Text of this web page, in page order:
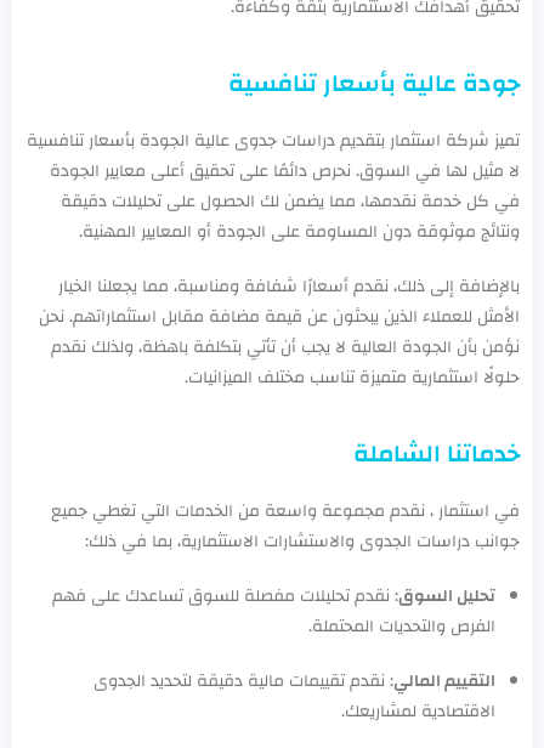
تحقيق أهدافك الاستثمارية بثقة وكفاءة.
جودة عالية بأسعار تنافسية
تميز شركة استثمار بتقديم دراسات جدوى عالية الجودة بأسعار تنافسية
لا مثيل لها في السوق. نحرص دائمًا على تحقيق أعلى معايير الجودة
في كل خدمة نقدمها، مما يضمن لك الحصول على تحليلات دقيقة
ونتائج موثوقة دون المساومة على الجودة أو المعايير المهنية.
بالإضافة إلى ذلك، نقدم أسعارًا شفافة ومناسبة، مما يجعلنا الخيار
الأمثل للعملاء الذين يبحثون عن قيمة مضافة مقابل استثماراتهم. نحن
نؤمن بأن الجودة العالية لا يجب أن تأتي بتكلفة باهظة، ولذلك نقدم
حلولًا استثمارية متميزة تناسب مختلف الميزانيات.
خدماتنا الشاملة
في استثمار ، نقدم مجموعة واسعة من الخدمات التي تغطي جميع
جوانب دراسات الجدوى والاستشارات الاستثمارية، بما في ذلك:
تحليل السوق: نقدم تحليلات مفصلة للسوق تساعدك على فهم
الفرص والتحديات المحتملة.
التقييم المالي: نقدم تقييمات مالية دقيقة لتحديد الجدوى
الاقتصادية لمشاريعك.